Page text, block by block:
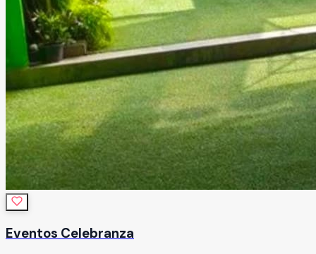
Eventos Celebranza